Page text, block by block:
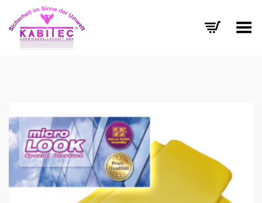
Menü umschalten